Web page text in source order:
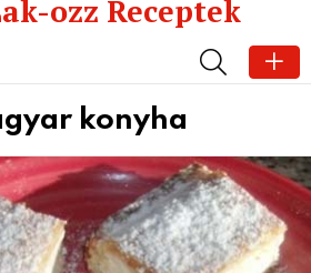
SEARCH
konyha